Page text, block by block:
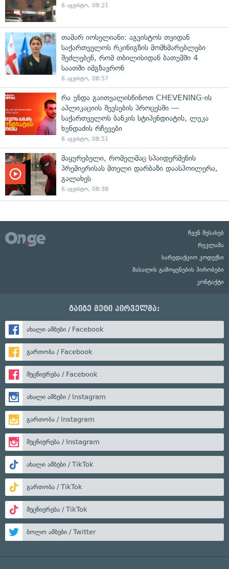
6 აგვისტო, 09:21
თამარ იოსელიანი: აგვისტოს თვიდან
საქართველოს რკინიგზის მომხმარებლები
შეძლებენ, რომ თბილისიდან ბათუმში 4
საათში იმგზავრონ
6 აგვისტო, 08:57
რა უნდა გაითვალისწინოთ CHEVENING-ის
აპლიკაციის შევსების პროცესში —
საქართველოს ბანკის სტიპენდიატის, ლუკა
ხუნდაძის რჩევები
6 აგვისტო, 08:51
მაყურებელი, რომელმაც სპაიდერმენის
პრემიერისას მთელი დარბაზი დაასპოილერა,
გალახეს
6 აგვისტო, 08:38
ჩვენ შესახებ
რეკლამა
სარედაქციო კოდექსი
მასალის გამოყენების პირობები
კონტაქტი
გაიგე მეტი პირველმა:
ახალი ამბები / Facebook
გართობა / Facebook
მეცნიერება / Facebook
ახალი ამბები / Instagram
გართობა / Instagram
მეცნიერება / Instagram
ახალი ამბები / TikTok
გართობა / TikTok
მეცნიერება / TikTok
ბოლო ამბები / Twitter